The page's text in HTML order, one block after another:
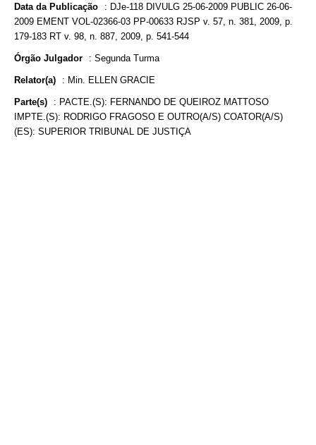
Data da Publicação : DJe-118 DIVULG 25-06-2009 PUBLIC 26-06-
2009 EMENT VOL-02366-03 PP-00633 RJSP v. 57, n. 381, 2009, p.
179-183 RT v. 98, n. 887, 2009, p. 541-544
Órgão Julgador : Segunda Turma
Relator(a) : Min. ELLEN GRACIE
Parte(s) : PACTE.(S): FERNANDO DE QUEIROZ MATTOSO
IMPTE.(S): RODRIGO FRAGOSO E OUTRO(A/S) COATOR(A/S)
(ES): SUPERIOR TRIBUNAL DE JUSTIÇA